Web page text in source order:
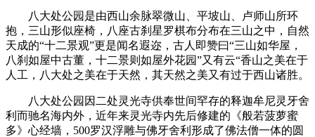
八大处公园是由西山余脉翠微山、平坡山、卢师山所环
抱，三山形似座椅，八座古刹星罗棋布分布在三山之中，自然
天成的“十二景观”更是闻名遐迩，古人即赞曰“三山如华屋，
八刹如屋中古董，十二景则如屋外花园”又有云“香山之美在于
人工，八大处之美在于天然，其天然之美又有过于西山诸胜。
八大处公园因二处灵光寺供奉世间罕存的释迦牟尼灵牙舍
利而驰名海内外，近年来灵光寺内先后修建的《般若菠萝蜜
多》心经墙，500罗汉浮雕与佛牙舍利形成了佛法僧一体的圆